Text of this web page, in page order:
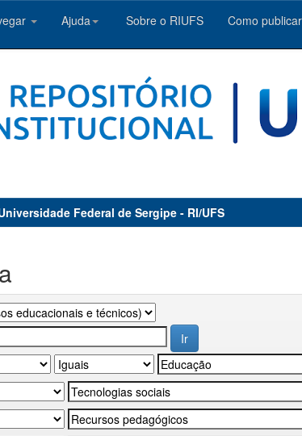
Ajuda Sobre o RIUFS Como publicar
Federal de Sergipe - RI/UFS